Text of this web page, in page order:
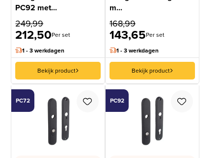
PC92 met...
249,99
212,50Per set
1 - 3 werkdagen
Bekijk product
m...
168,99
143,65Per set
1 - 3 werkdagen
Bekijk product
PC72 PC92